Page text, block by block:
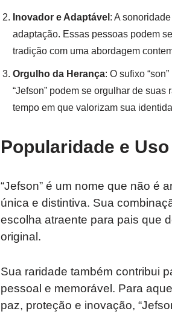
Inovador e Adaptável : A
adaptação. Essas pessoas podem
tradição com uma abordagem
Orgulho da Herança: O sufixo
“Jefson” podem se orgulhar de
tempo em que valorizam sua
Popularidade e Uso
“Jefson” é um nome que não é
única e distintiva. Sua
escolha atraente para pais que
original.
Sua raridade também contribui
pessoal e memorável. Para
paz, proteção e inovação,